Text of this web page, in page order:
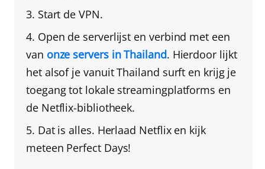
Start de VPN.
Open de serverlijst en verbind met een
van onze servers in Thailand. Hierdoor lijkt
het alsof je vanuit Thailand surft en krijg je
toegang tot lokale streamingplatforms en
de Netflix-bibliotheek.
Dat is alles. Herlaad Netflixen kijk
meteen Perfect Days!